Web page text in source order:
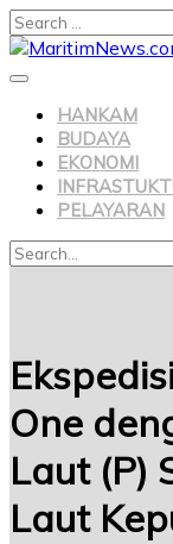
HANKAM
BUDAYA
EKONOMI
PELAYARAN
One
Laut (P)
Laut